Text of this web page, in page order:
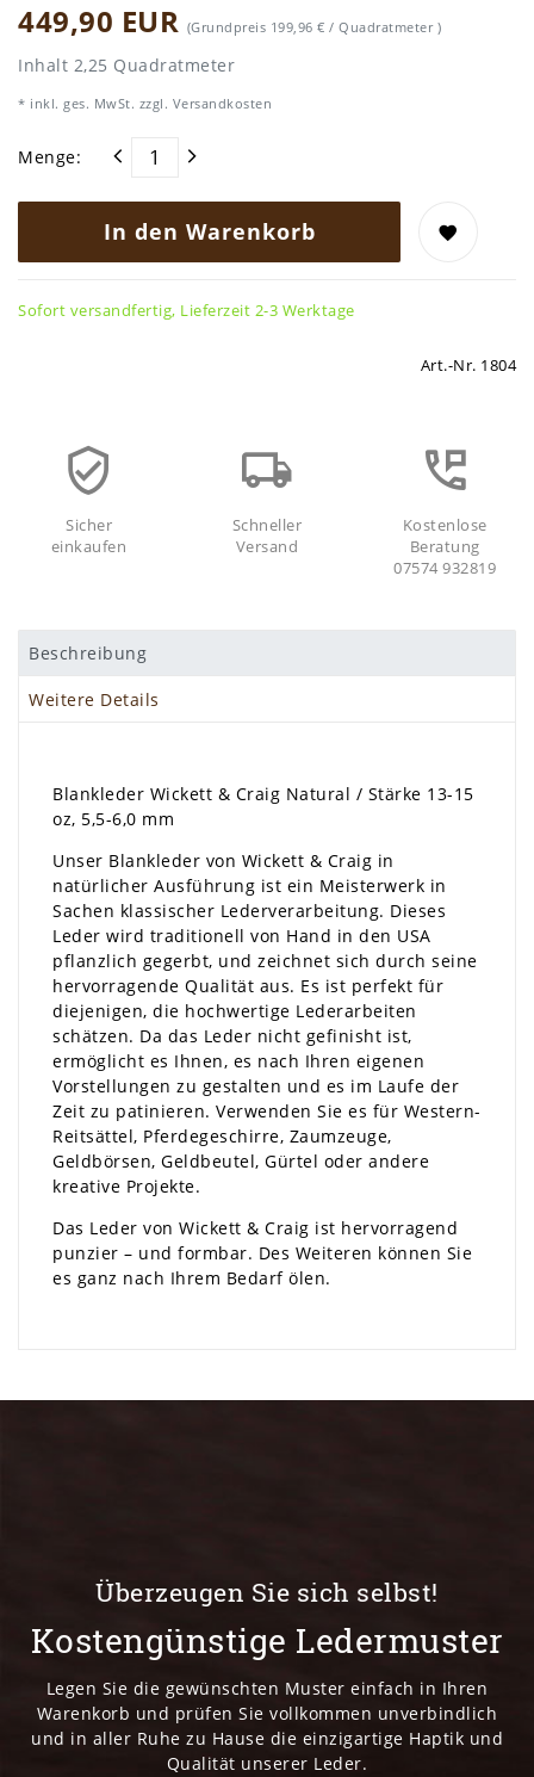
449,90 EUR (Grundpreis 199,96 € / Quadratmeter )
Inhalt 2,25 Quadratmeter
* inkl. ges. MwSt. zzgl. Versandkosten
Menge:
In den Warenkorb
Sofort versandfertig, Lieferzeit 2-3 Werktage
Art.-Nr. 1804
Sicher
einkaufen
Schneller
Versand
Kostenlose
Beratung
07574 932819
Beschreibung
Weitere Details
Blankleder Wickett & Craig Natural / Stärke 13-15
oz, 5,5-6,0 mm
Unser Blankleder von Wickett & Craig in
natürlicher Ausführung ist ein Meisterwerk in
Sachen klassischer Lederverarbeitung. Dieses
Leder wird traditionell von Hand in den USA
pflanzlich gegerbt, und zeichnet sich durch seine
hervorragende Qualität aus. Es ist perfekt für
diejenigen, die hochwertige Lederarbeiten
schätzen. Da das Leder nicht gefinisht ist,
ermöglicht es Ihnen, es nach Ihren eigenen
Vorstellungen zu gestalten und es im Laufe der
Zeit zu patinieren. Verwenden Sie es für Western-
Reitsättel, Pferdegeschirre, Zaumzeuge,
Geldbörsen, Geldbeutel, Gürtel oder andere
kreative Projekte.
Das Leder von Wickett & Craig ist hervorragend
punzier – und formbar. Des Weiteren können Sie
es ganz nach Ihrem Bedarf ölen.
Überzeugen Sie sich selbst!
Kostengünstige Ledermuster
Legen Sie die gewünschten Muster einfach in Ihren
Warenkorb und prüfen Sie vollkommen unverbindlich
und in aller Ruhe zu Hause die einzigartige Haptik und
Qualität unserer Leder.